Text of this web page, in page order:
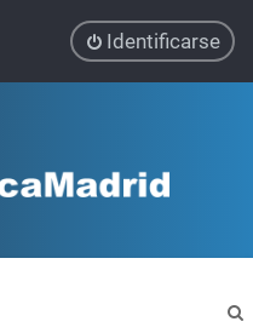
Identificarse